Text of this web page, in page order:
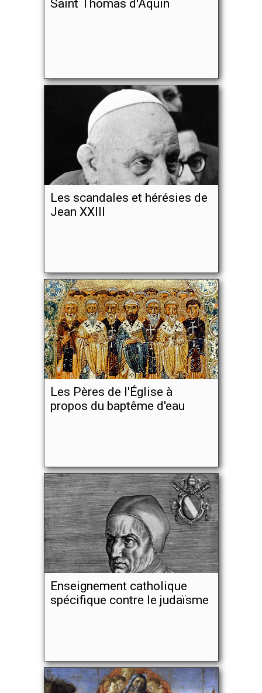
Saint Thomas d'Aquin
Les scandales et hérésies de
Jean XXIII
Les Pères de l'Église à
propos du baptême d'eau
Enseignement catholique
spécifique contre le judaïsme